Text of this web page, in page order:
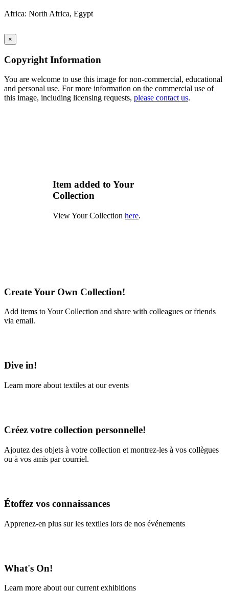
Africa: North Africa, Egypt
×
Copyright Information
You are welcome to use this image for non-commercial, educational
and personal use. For more information on the commercial use of
this image, including licensing requests, please contact us.
Item added to Your
Collection
View Your Collection here.
Create Your Own Collection!
Add items to Your Collection and share with colleagues or friends
via email.
Dive in!
Learn more about textiles at our events
Créez votre collection personnelle!
Ajoutez des objets à votre collection et montrez-les à vos collègues
ou à vos amis par courriel.
Étoffez vos connaissances
Apprenez-en plus sur les textiles lors de nos événements
What's On!
Learn more about our current exhibitions